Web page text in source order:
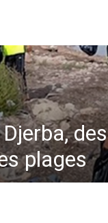
des
plages